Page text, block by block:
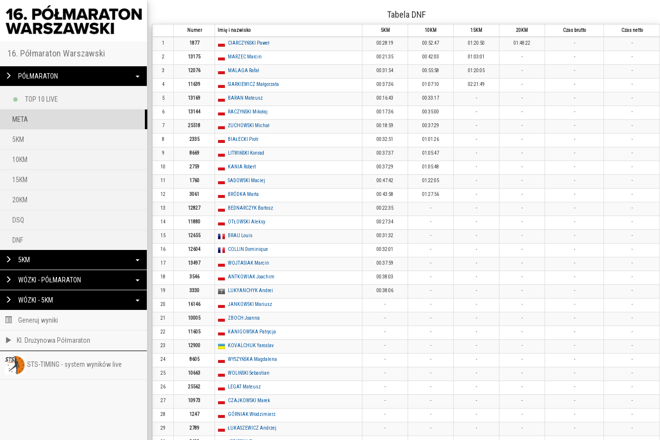
16. Półmaraton Warszawski
PÓŁMARATON
TOP 10 LIVE
META
5KM
10KM
15KM
20KM
DSQ
DNF
5KM
WÓZKI - PÓŁMARATON
WÓZKI - 5KM
Generuj wyniki
Kl. Drużynowa Półmaraton
STS-TIMING - system wyników live
Tabela DNF
Numer Imię i nazwisko 5KM 10KM 15KM 20KM Czas brutto Czas netto
1 1877 CIARCZYŃSKI Paweł 00:28:19 00:52:47 01:20:50 01:48:22 - -
2 13175 MARZEC Marcin 00:21:35 00:42:03 01:03:01 - - -
3 12076 MALAGA Rafał 00:31:54 00:55:58 01:20:05 - - -
4 11639 SIARKIEWICZ Małgorzata 00:37:36 01:07:10 02:21:49 - - -
5 13169 BARAN Mateusz 00:16:43 00:33:17 - - - -
6 13144 RACZYŃSKI Mikołaj 00:17:36 00:35:00 - - - -
7 25518 ŻUCHOWSKI Michał 00:18:59 00:37:29 - - - -
8 2335 BIAŁECKI Piotr 00:32:51 01:01:26 - - - -
9 8669 LITWIŃSKI Konrad 00:37:37 01:05:47 - - - -
10 2759 KANIA Robert 00:37:29 01:05:48 - - - -
11 1760 SADOWSKI Maciej 00:47:42 01:22:05 - - - -
12 3061 BRÓDKA Marta 00:43:58 01:27:56 - - - -
13 12827 BEDNARCZYK Bartosz 00:22:35 - - - - -
14 11880 OTŁOWSKI Aleksy 00:27:34 - - - - -
15 12655 BRAU Louis 00:31:32 - - - - -
16 12604 COLLIN Dominique 00:32:01 - - - - -
17 13497 WOJTASIAK Marcin 00:37:59 - - - - -
18 3546 ANTKOWIAK Joachim 00:38:03 - - - - -
19 3330 LUKYANCHYK Andrei 00:38:06 - - - - -
20 16146 JANKOWSKI Mariusz - - - - - -
21 10005 ZBOCH Joanna - - - - - -
22 11605 KANIGOWSKA Patrycja - - - - - -
23 12900 KOVALCHUK Yaroslav - - - - - -
24 8605 WYSZYŃSKA Magdalena - - - - - -
25 10663 WOLIŃSKI Sebastian - - - - - -
26 25562 LEGAT Mateusz - - - - - -
27 10973 CZAJKOWSKI Marek - - - - - -
28 1247 GÓRNIAK Włodzimierz - - - - - -
29 2789 ŁUKASZEWICZ Andrzej - - - - - -